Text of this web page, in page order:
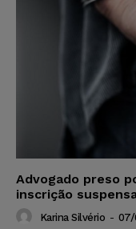
Advogado preso
inscrição
Karina Silvério - 07/